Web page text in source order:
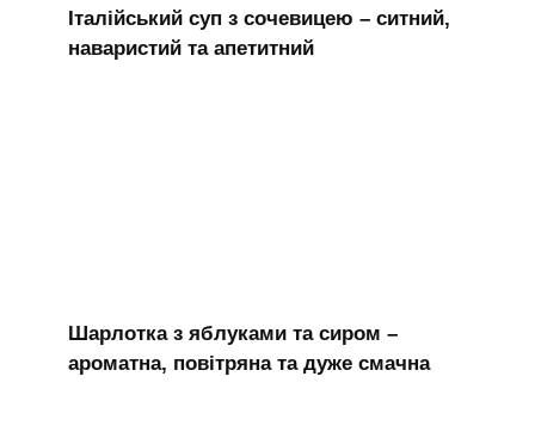
Італійський суп з сочевицею – ситний,
наваристий та апетитний
Шарлотка з яблуками та сиром –
ароматна, повітряна та дуже смачна